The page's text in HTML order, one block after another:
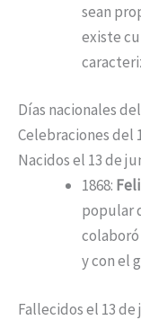
sean
existe
Días nacionales
Celebraciones del
Nacidos el 13 de
1868:
popular
y con el
Fallecidos el 13 de